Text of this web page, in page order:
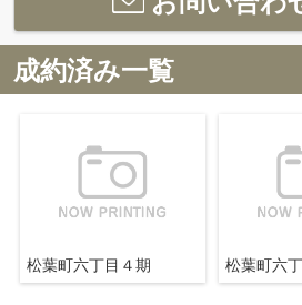
成約済み一覧
松葉町六丁目４期 松葉町六